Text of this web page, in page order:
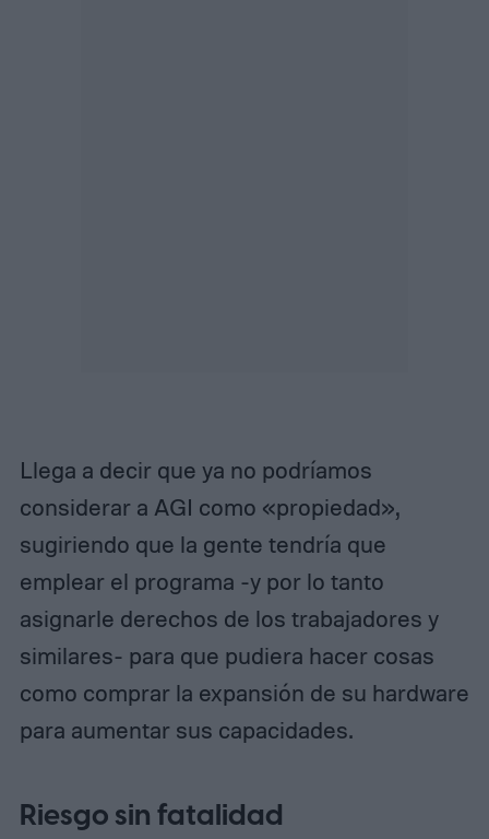
Llega a decir que ya no podríamos
considerar a AGI como «propiedad»,
sugiriendo que la gente tendría que
emplear el programa -y por lo tanto
asignarle derechos de los trabajadores y
similares- para que pudiera hacer cosas
como comprar la expansión de su hardware
para aumentar sus capacidades.
Riesgo sin fatalidad